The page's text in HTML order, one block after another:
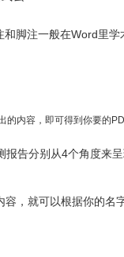
和脚注一般在Word里
的内容，即可得到你要的
报告分别从4个角度来
，就可以根据你的名